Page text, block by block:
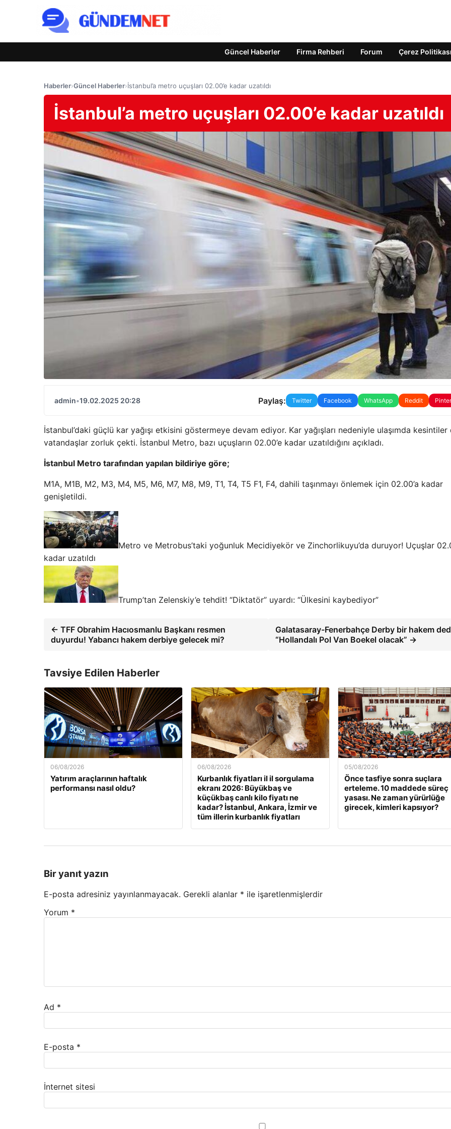
Güncel Haberler Firma Rehberi Forum Çerez Politikası
Haberler›Güncel Haberler›İstanbul’a metro uçuşları 02.00’e kadar uzatıldı
İstanbul’a metro uçuşları 02.00’e kadar uzatıldı
admin•19.02.2025 20:28 Paylaş: Twitter Facebook WhatsApp Reddit
İstanbul’daki güçlü kar yağışı etkisini göstermeye devam ediyor. Kar yağışları nedeniyle ulaşımda kesintiler
vatandaşlar zorluk çekti. İstanbul Metro, bazı uçuşların 02.00’e kadar uzatıldığını açıkladı.
İstanbul Metro tarafından yapılan bildiriye göre;
M1A, M1B, M2, M3, M4, M5, M6, M7, M8, M9, T1, T4, T5 F1, F4, dahili taşınmayı önlemek için 02.00’a kadar
genişletildi.
Metro ve Metrobus’taki yoğunluk Mecidiyekör ve Zinchorlikuyu’da duruyor! Uçuşlar
kadar uzatıldı
Trump’tan Zelenskiy’e tehdit! “Diktatör” uyardı: “Ülkesini kaybediyor”
← TFF Obrahim Hacıosmanlu Başkanı resmen
duyurdu! Yabancı hakem derbiye gelecek mi?
Galatasaray-Fenerbahçe Derby bir hakem
“Hollandalı Pol Van Boekel olacak” →
Tavsiye Edilen Haberler
06/08/2026
Yatırım araçlarının haftalık
performansı nasıl oldu?
06/08/2026
Kurbanlık fiyatları il il sorgulama
ekranı 2026: Büyükbaş ve
küçükbaş canlı kilo fiyatı ne
kadar? İstanbul, Ankara, İzmir ve
tüm illerin kurbanlık fiyatları
05/08/2026
Önce tasfiye sonra suçlara
erteleme. 10 maddede süreç
yasası. Ne zaman yürürlüğe
girecek, kimleri kapsıyor?
Bir yanıt yazın
E-posta adresiniz yayınlanmayacak. Gerekli alanlar * ile işaretlenmişlerdir
Yorum *
Ad *
E-posta *
İnternet sitesi